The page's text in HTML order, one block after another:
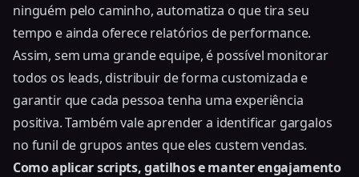
ninguém pelo caminho, automatiza o que tira seu
tempo e ainda oferece relatórios de performance.
Assim, sem uma grande equipe, é possível monitorar
todos os leads, distribuir de forma customizada e
garantir que cada pessoa tenha uma experiência
positiva. Também vale aprender a identificar gargalos
no funil de grupos antes que eles custem vendas.
Como aplicar scripts, gatilhos e manter engajamento